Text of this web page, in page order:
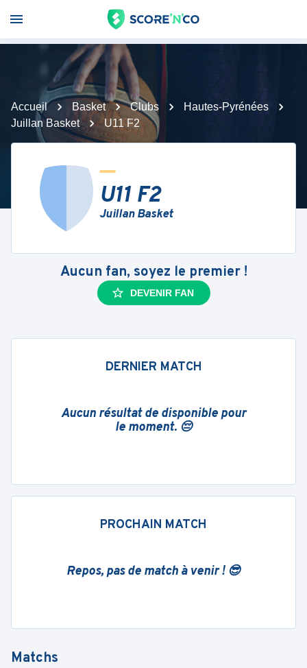
Accueil Basket Clubs
Hautes-Pyrénées
Juillan Basket
U11 F2
U11 F2
Juillan Basket
Aucun fan, soyez le premier !
DEVENIR FAN
DERNIER MATCH
Aucun résultat de disponible pour
le moment. 😔
PROCHAIN MATCH
Repos, pas de match à venir ! 😎
Matchs